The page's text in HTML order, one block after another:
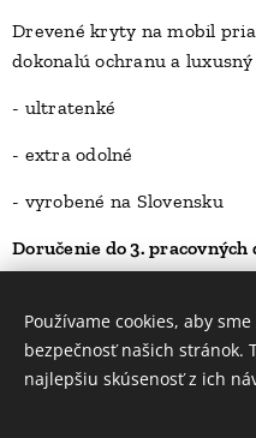
Drevené kryty na mobil
dokonalú ochranu a
- ultratenké
- extra odolné
- vyrobené na Slovensku
Doručenie do 3. pracovných
23,00Kč
Používame cookies, aby
bezpečnosť našich stránok.
najlepšiu skúsenosť z ich